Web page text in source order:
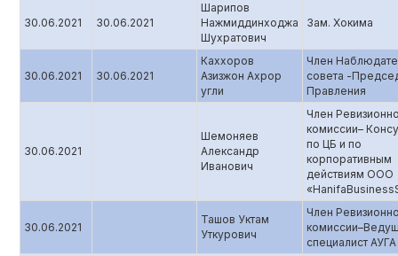
30.06.2021 30.06.2021
Шарипов
Нажмиддинходжа
Шухратович
Зам. Хокима
30.06.2021 30.06.2021
Каххоров
Азизжон Ахрор
угли
Член
совета -
Правления
30.06.2021
Шемоняев
Александр
Иванович
Член
комиссии–
по ЦБ и по
корпоративным
действиям ООО
30.06.2021
Ташов Уктам
Уткурович
Член
специалист АУГА